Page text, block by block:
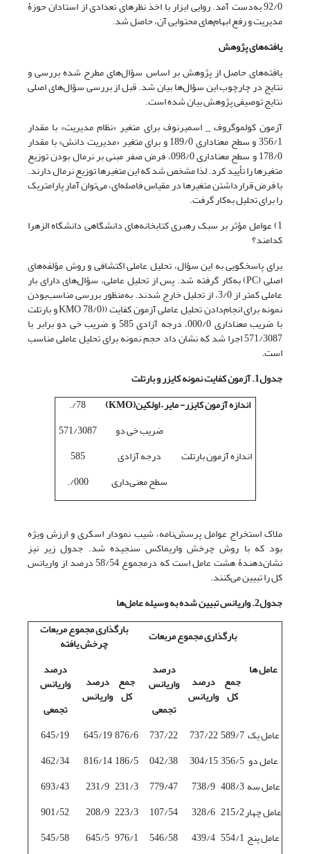
92/0 به‌دست آمد. روایی ابزار با اخذ نظرهای تعدادی از استادان حوزۀ
مدیریت و رفع ابهام‌های محتوایی آن، حاصل شد.
یافته‌های پژوهش
یافته‌های حاصل از پژوهش بر اساس سؤال‌های مطرح شده بررسی و
نتایج در چارچوب این سؤال‌ها بیان شد. قبل از بررسی سؤال‌های اصلی
نتایج توصیفی پژوهش بیان شده است.
آزمون کولموگروف _ اسمیرنوف برای متغیر «نظام مدیریت» با مقدار
356/1 و سطح معناداری 189/0 و برای متغیر «مدیریت دانش» با مقدار
178/0 و سطح معناداری 098/0، فرض صفر مبنی بر نرمال بودن توزیع
متغیرها را تأیید کرد. لذا مشخص شد که این متغیرها توزیع نرمال دارند.
با فرض قرارداشتن متغیرها در مقیاس فاصله‌ای، می‌توان آمار پارامتریک
را برای تحلیل به‌کار گرفت.
1) عوامل مؤثر بر سبک رهبری کتابخانه‌های دانشگاهی دانشگاه الزهرا
کدامند؟
برای پاسخگویی به این سؤال، تحلیل عاملی اکتشافی و روش مؤلفه‌های
اصلی (PC) به‌کار گرفته شد. پس از تحلیل عاملی، سؤال‌های دارای بار
عاملی کمتر از 3/0، از تحلیل خارج شدند. به‌منظور بررسی مناسب‌بودن
نمونه برای انجام‌‌‌دادن تحلیل عاملی آزمون کفایت ((KMO 78/0 و بارتلت
با ضریب معناداری 000/0، درجه آزادی 585 و ضریب خی دو برابر با
571/3087 اجرا شد که نشان داد حجم نمونه برای تحلیل عاملی مناسب
است.
جدول1. آزمون کفایت نمونه کایزر و بارتلت
اندازه آزمون کایزر- مایر–اولکین(KMO)
78/.
اندازه آزمون بارتلت
ضریب خی دو
571/3087
درجه آزادی
585
سطح معنی‌داری
000/.
ملاک استخراج عوامل پرسش‌نامه، شیب نمودار اسکری و ارزش ویژه
بود که با روش چرخش واریماکس سنجیده شد. جدول زیر نیز
نشان‌دهندۀ هشت عامل است که درمجموع 58/54 درصد از واریانس
کل را تبیین می‌کنند.
جدول2. واریانس تبیین شده به وسیله عامل
ها
عامل‌‌ ها
بارگذاری مجموع مربعات بارگذاری مجموع مربعات
چرخش یافته
جمع
کل
درصد
واریانس
درصد
واریانس
تجمعی
جمع
کل
درصد
واریانس
درصد
واریانس
تجمعی
عامل یک 589/7
737/22
737/22
876/6
645/19
645/19
عامل دو 356/5
304/15
042/38
186/5
816/14
462/34
عامل سه 408/3
738/9
779/47
231/3
231/9
693/43
عامل چهار215/2
328/6
107/54
223/3
208/9
901/52
عامل پنج 554/1
439/4
546/58
976/1
645/5
545/58